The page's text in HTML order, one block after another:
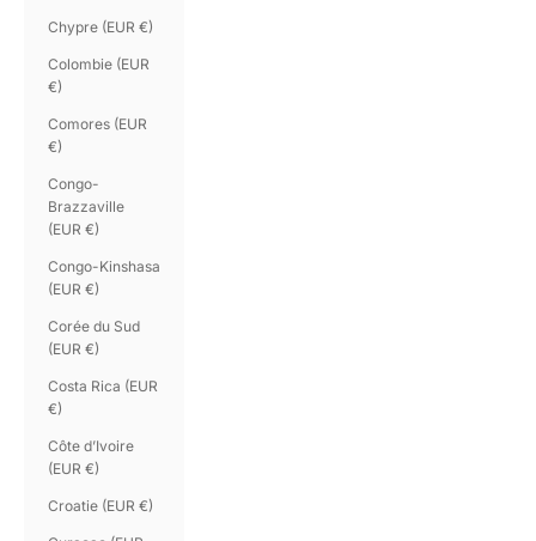
Chypre (EUR €)
Colombie (EUR
€)
Comores (EUR
€)
Congo-
Brazzaville
(EUR €)
Congo-Kinshasa
(EUR €)
Corée du Sud
(EUR €)
Costa Rica (EUR
€)
Côte d’Ivoire
(EUR €)
Croatie (EUR €)